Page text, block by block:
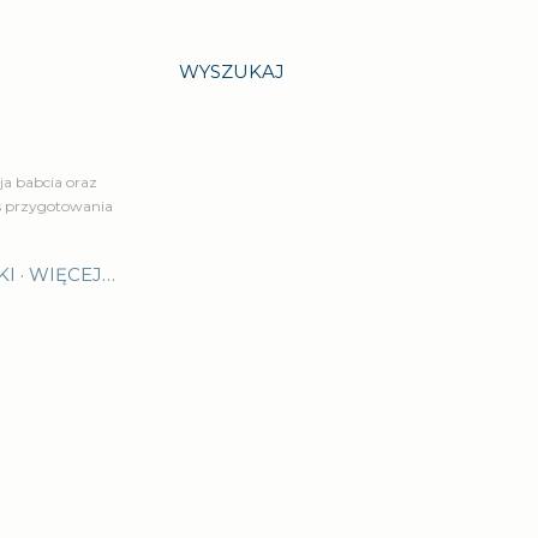
WYSZUKAJ
babcia oraz
przygotowania
WIĘCEJ…